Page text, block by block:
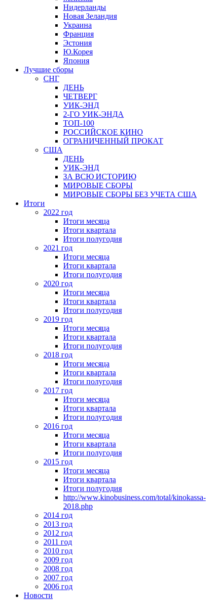
Нидерланды
Новая Зеландия
Украина
Франция
Эстония
Ю.Корея
Япония
Лучшие сборы
СНГ
ДЕНЬ
ЧЕТВЕРГ
УИК-ЭНД
2-ГО УИК-ЭНДА
ТОП-100
РОССИЙСКОЕ КИНО
ОГРАНИЧЕННЫЙ ПРОКАТ
США
ДЕНЬ
УИК-ЭНД
ЗА ВСЮ ИСТОРИЮ
МИРОВЫЕ СБОРЫ
МИРОВЫЕ СБОРЫ БЕЗ УЧЕТА США
Итоги
2022 год
Итоги месяца
Итоги квартала
Итоги полугодия
2021 год
Итоги месяца
Итоги квартала
Итоги полугодия
2020 год
Итоги месяца
Итоги квартала
Итоги полугодия
2019 год
Итоги месяца
Итоги квартала
Итоги полугодия
2018 год
Итоги месяца
Итоги квартала
Итоги полугодия
2017 год
Итоги месяца
Итоги квартала
Итоги полугодия
2016 год
Итоги месяца
Итоги квартала
Итоги полугодия
2015 год
Итоги месяца
Итоги квартала
Итоги полугодия
http://www.kinobusiness.com/total/kinokassa-
2018.php
2014 год
2013 год
2012 год
2011 год
2010 год
2009 год
2008 год
2007 год
2006 год
Новости